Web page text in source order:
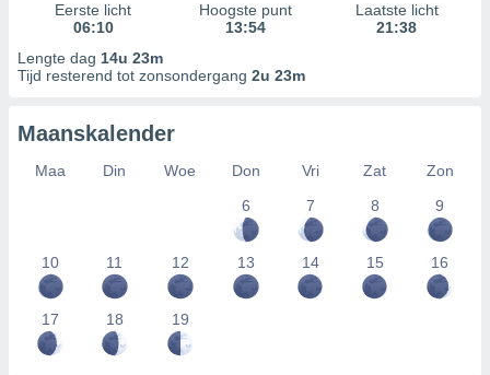
Eerste licht
06:10
Hoogste punt
13:54
Laatste licht
21:38
Lengte dag 14u 23m
Tijd resterend tot zonsondergang 2u 23m
Maanskalender
Maa Din Woe Don Vri Zat
Zon
6
7 8 9
10 11 12 13 14 15 16
17 18 19